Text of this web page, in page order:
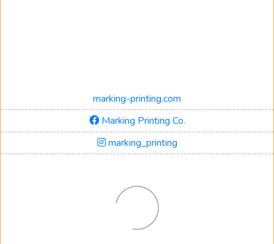
marking-printing.com
Marking Printing Co.
marking_printing